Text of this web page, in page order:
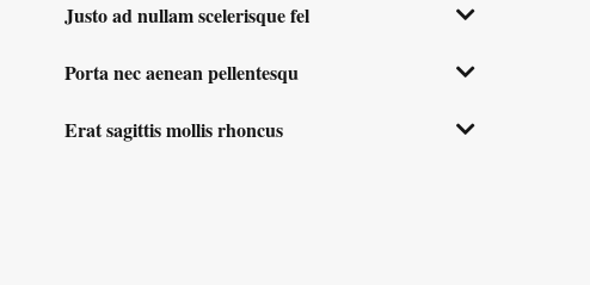
Justo ad nullam scelerisque fel
Porta nec aenean pellentesqu
Erat sagittis mollis rhoncus